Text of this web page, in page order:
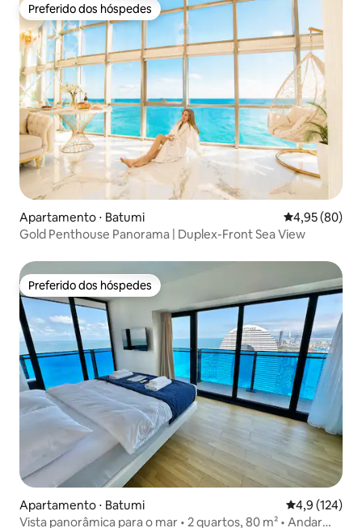
Preferido dos hóspedes
Preferido dos hóspedes
Apartamento ⋅ Batumi 4,95 de uma
4,95 (80)
Gold Penthouse Panorama | Duplex-Front Sea View
Preferido dos hóspedes
Preferido dos hóspedes
Apartamento ⋅ Batumi 4,9 de uma
4,9 (124)
Vista panorâmica para o mar • 2 quartos, 80 m² • Andar